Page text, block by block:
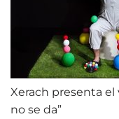
Xerach presenta el
no se da”